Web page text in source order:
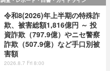
令和8(2026)年上半期の特殊詐
欺、被害総額1,816億円 ～ 投
資詐欺（797.9億）やニセ警察
詐欺（507.9億）など手口別被
害額
2026.8.7 Fri 8:00